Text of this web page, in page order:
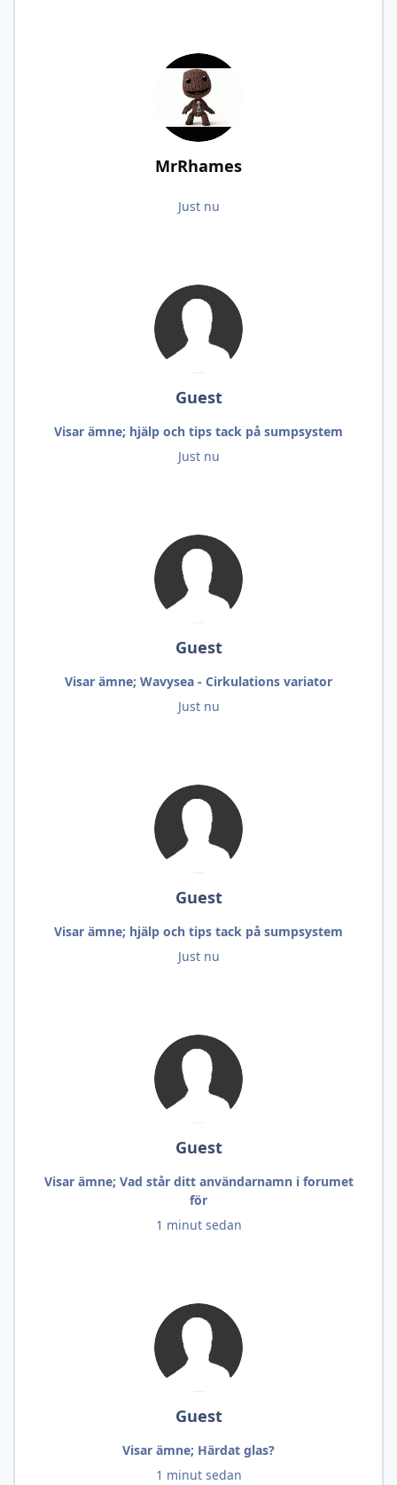
MrRhames
Just nu
Guest
Visar ämne; hjälp och tips tack på sumpsystem
Just nu
Guest
Visar ämne; Wavysea - Cirkulations variator
Just nu
Guest
Visar ämne; hjälp och tips tack på sumpsystem
Just nu
Guest
Visar ämne; Vad står ditt användarnamn i forumet
för
1 minut sedan
Guest
Visar ämne; Härdat glas?
1 minut sedan